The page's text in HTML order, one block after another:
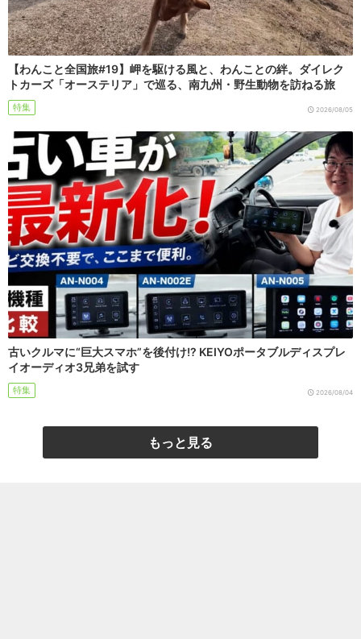
【わんこと全国旅#19】岬を駆ける風と、わんことの絆。ダイレク
トカーズ「オーステリア」で巡る、南九州・野生動物を訪ねる旅
特集 2026/08/05
古いクルマに“巨大スマホ”を後付け!? KEIYOポータブルディスプレ
イオーディオ3兄弟を試す
特集 2026/08/04
もっと見る